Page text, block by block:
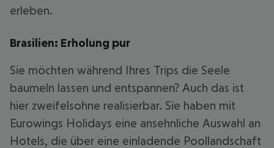
erleben.
Brasilien: Erholung pur
Sie möchten während Ihres Trips die Seele
baumeln lassen und entspannen? Auch das ist
hier zweifelsohne realisierbar. Sie haben mit
Eurowings Holidays eine ansehnliche Auswahl an
Hotels, die über eine einladende Poollandschaft